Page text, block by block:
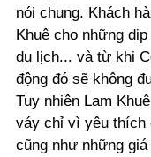
nói chung. Khách
Khuê cho những
du lịch... và từ khi
động đó sẽ không
Tuy nhiên Lam
váy chỉ vì yêu thích
cũng như những